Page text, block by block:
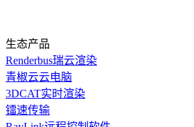
生态产品
Renderbus瑞云渲染
青椒云云电脑
3DCAT实时渲染
镭速传输